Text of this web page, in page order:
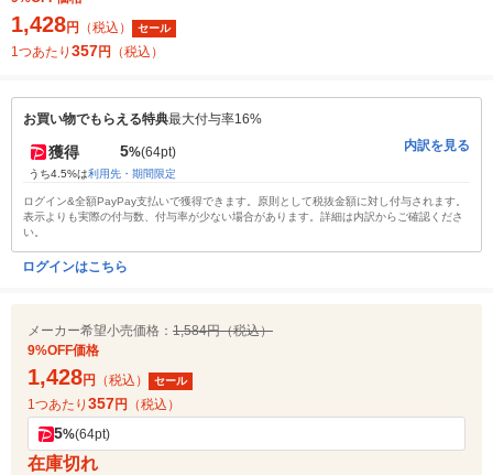
1,428円 （税込） セール
1つあたり 357円 （税込）
お買い物でもらえる特典最大付与率16%
獲得 5%(64pt)
うち4.5%は利用先・期間限定
内訳を見る
ログイン&全額PayPay支払いで獲得できます。原則として税抜金額に対し付与されます。
表示よりも実際の付与数、付与率が少ない場合があります。詳細は内訳からご確認くださ
い。
ログインはこちら
メーカー希望小売価格： 1,584円（税込）
9%OFF価格
1,428円 （税込） セール
1つあたり 357円 （税込）
5%(64pt)
在庫切れ